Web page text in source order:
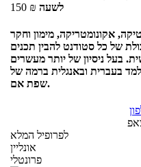
150 ₪ לשעה
אקונומטריקה, מימון וחקר
של כל סטודנט להבין תכנים
בעל ניסיון של יותר מעשרים
בעברית ובאנגלית ברמה של
שפת אם.
לפרופיל המלא
אונליין
פרונטלי